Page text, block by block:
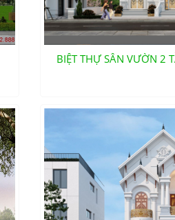
BIỆT THỰ SÂN VƯỜN 2